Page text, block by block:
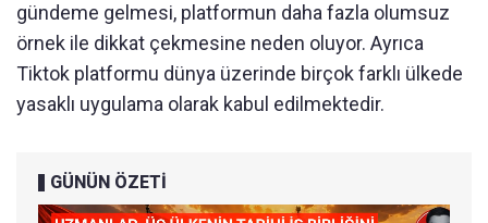
gündeme gelmesi, platformun daha fazla olumsuz
örnek ile dikkat çekmesine neden oluyor. Ayrıca
Tiktok platformu dünya üzerinde birçok farklı ülkede
yasaklı uygulama olarak kabul edilmektedir.
GÜNÜN ÖZETİ